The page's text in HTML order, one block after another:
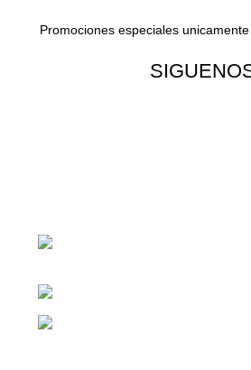
Promociones especiales